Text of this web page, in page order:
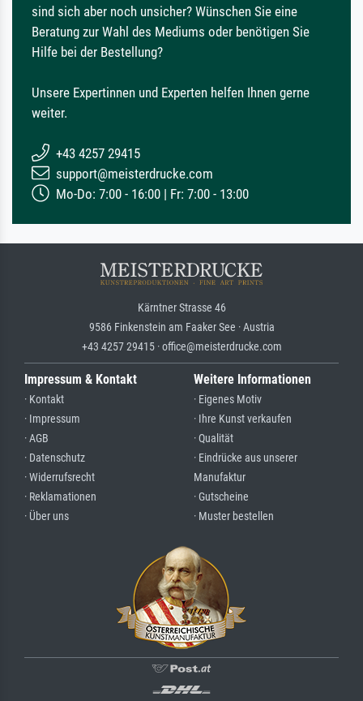
sind sich aber noch unsicher? Wünschen Sie eine
Beratung zur Wahl des Mediums oder benötigen Sie
Hilfe bei der Bestellung?
Unsere Expertinnen und Experten helfen Ihnen gerne
weiter.
+43 4257 29415
support@meisterdrucke.com
Mo-Do: 7:00 - 16:00 | Fr: 7:00 - 13:00
Kärntner Strasse 46
9586 Finkenstein am Faaker See · Austria
+43 4257 29415 · office@meisterdrucke.com
Impressum & Kontakt
· Kontakt
· Impressum
· AGB
· Datenschutz
· Widerrufsrecht
· Reklamationen
· Über uns
Weitere Informationen
· Eigenes Motiv
· Ihre Kunst verkaufen
· Qualität
· Eindrücke aus unserer
Manufaktur
· Gutscheine
· Muster bestellen